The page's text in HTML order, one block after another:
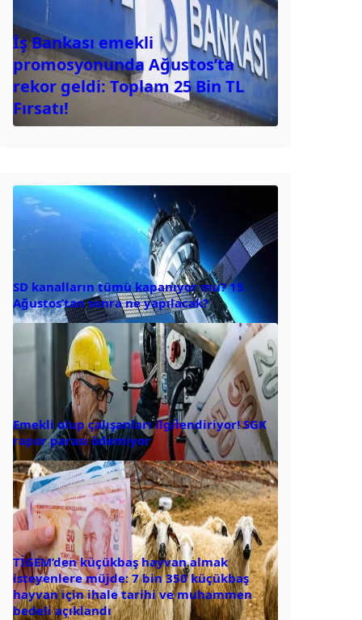
İş Bankası emekli
promosyonunda Ağustos’ta
rekor geldi: Toplam 25 Bin TL
Fırsatı!
SD kanalların tümü kapanıyor mu? 15
Ağustos’tan sonra ne yapılacak?
Emekli olup çalışanları ilgilendiriyor! SGK
rapor parası ödemiyor
TİGEM’den küçükbaş hayvan almak
isteyenlere müjde: 7 bin 350 küçükbaş
hayvan için ihale tarihi ve muhammen
bedeli açıklandı